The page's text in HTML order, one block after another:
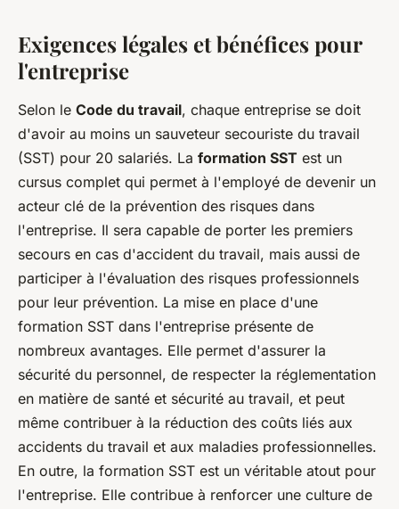
Exigences légales et bénéfices pour
l'entreprise
Selon le Code du travail, chaque entreprise se doit
d'avoir au moins un sauveteur secouriste du travail
(SST) pour 20 salariés. La formation SST est un
cursus complet qui permet à l'employé de devenir un
acteur clé de la prévention des risques dans
l'entreprise. Il sera capable de porter les premiers
secours en cas d'accident du travail, mais aussi de
participer à l'évaluation des risques professionnels
pour leur prévention. La mise en place d'une
formation SST dans l'entreprise présente de
nombreux avantages. Elle permet d'assurer la
sécurité du personnel, de respecter la réglementation
en matière de santé et sécurité au travail, et peut
même contribuer à la réduction des coûts liés aux
accidents du travail et aux maladies professionnelles.
En outre, la formation SST est un véritable atout pour
l'entreprise. Elle contribue à renforcer une culture de